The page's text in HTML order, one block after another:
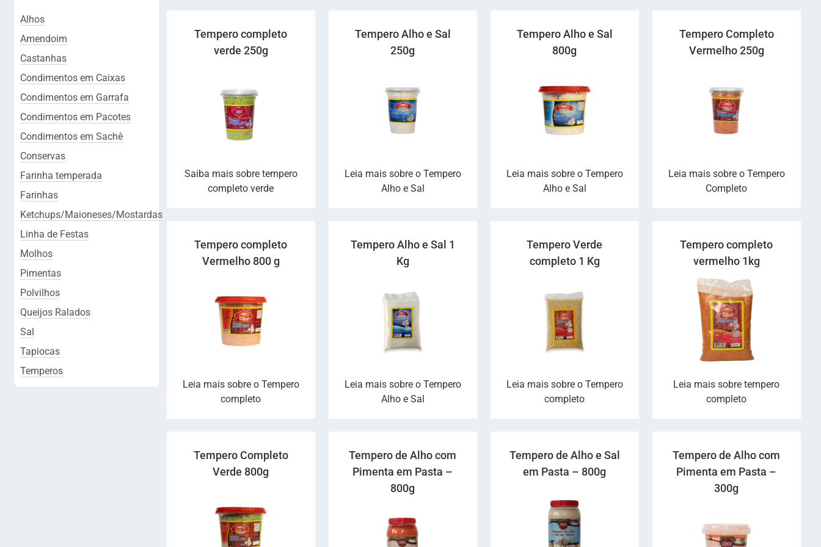
Alhos
Amendoim
Castanhas
Condimentos em Caixas
Condimentos em Garrafa
Condimentos em Pacotes
Condimentos em Sachê
Conservas
Farinha temperada
Farinhas
Ketchups/Maioneses/Mostardas
Linha de Festas
Molhos
Pimentas
Polvilhos
Queijos Ralados
Sal
Tapiocas
Temperos
Tempero completo
verde 250g
Saiba mais sobre tempero
completo verde
Tempero Alho e Sal
250g
Leia mais sobre o Tempero
Alho e Sal
Tempero Alho e Sal
800g
Leia mais sobre o Tempero
Alho e Sal
Tempero Completo
Vermelho 250g
Leia mais sobre o Tempero
Completo
Tempero completo
Vermelho 800 g
Leia mais sobre o Tempero
completo
Tempero Alho e Sal 1
Kg
Leia mais sobre o Tempero
Alho e Sal
Tempero Verde
completo 1 Kg
Leia mais sobre o Tempero
completo
Tempero completo
vermelho 1kg
Leia mais sobre tempero
completo
Tempero Completo
Verde 800g
Tempero de Alho com
Pimenta em Pasta –
800g
Tempero de Alho e Sal
em Pasta – 800g
Tempero de Alho com
Pimenta em Pasta –
300g